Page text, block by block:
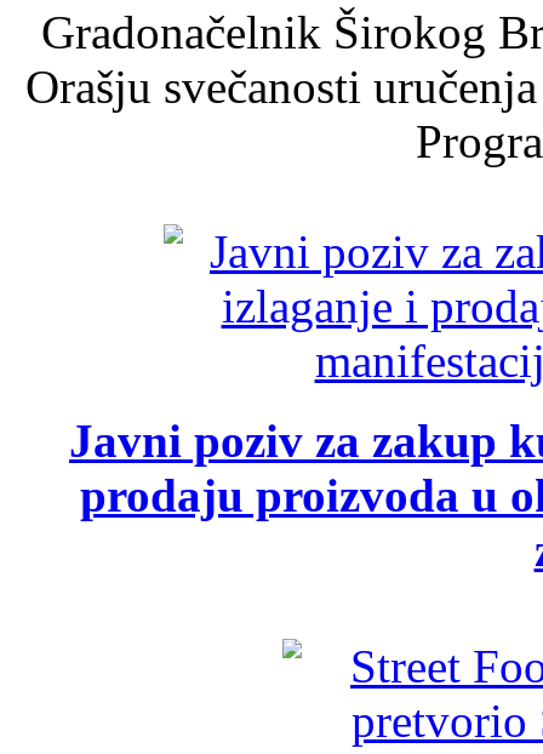
Gradonačelnik Širokog
Orašju svečanosti
Javni poziv za zakup
prodaju proizvoda u